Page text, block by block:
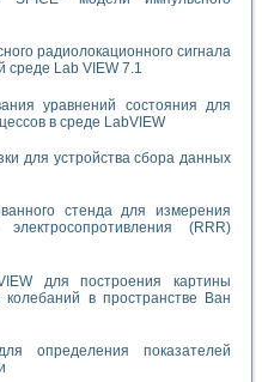
радиолокационного сигнала
среде Lab VIEW 7.1
уравнений состояния для
в среде LabVIEW
для устройства сбора данных
стенда для измерения
электросопротивления (RRR)
для построения картины
в пространстве Ван
определения показателей